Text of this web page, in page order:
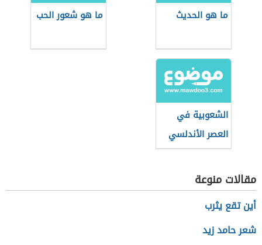
ما هو الحديث ما هو شعور الحب
الشعوبية في
العصر الأندلسي
مقالات منوعة
أين تقع يثرب
شعر حامد زيد